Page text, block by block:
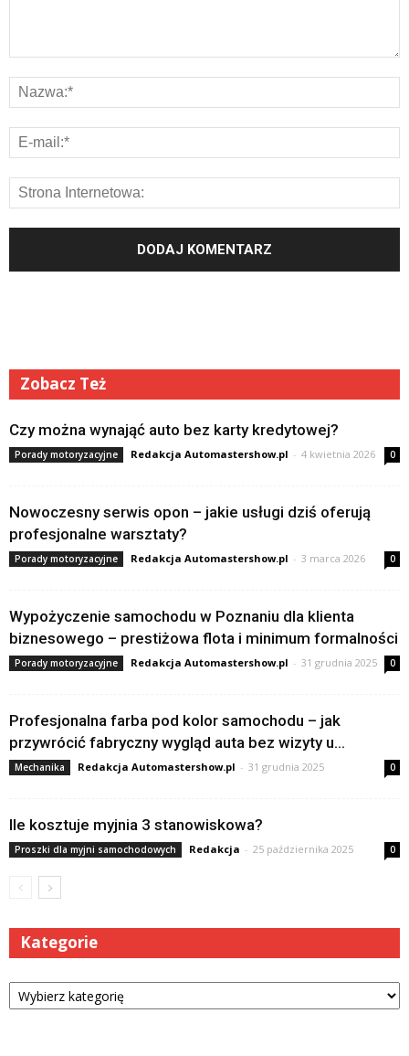
Zobacz Też
Czy można wynająć auto bez karty kredytowej?
Porady motoryzacyjne Redakcja Automastershow.pl - 4 kwietnia 2026 0
Nowoczesny serwis opon – jakie usługi dziś oferują
profesjonalne warsztaty?
Porady motoryzacyjne Redakcja Automastershow.pl - 3 marca 2026 0
Wypożyczenie samochodu w Poznaniu dla klienta
biznesowego – prestiżowa flota i minimum formalności
Porady motoryzacyjne Redakcja Automastershow.pl - 31 grudnia 2025 0
Profesjonalna farba pod kolor samochodu – jak
przywrócić fabryczny wygląd auta bez wizyty u...
Mechanika Redakcja Automastershow.pl - 31 grudnia 2025 0
Ile kosztuje myjnia 3 stanowiskowa?
Proszki dla myjni samochodowych Redakcja - 25 października 2025 0
Kategorie
Kategorie